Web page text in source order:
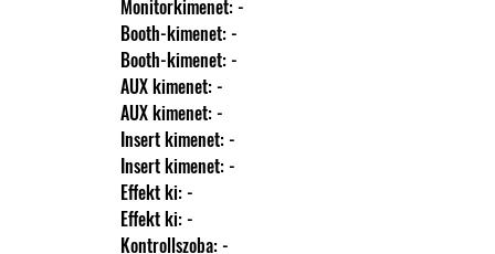
                Monitorkimenet: -
                Booth-kimenet: -
                Booth-kimenet: -
                AUX kimenet: -
                AUX kimenet: -
                Insert kimenet: -
                Insert kimenet: -
                Effekt ki: -
                Effekt ki: -
                Kontrollszoba: -